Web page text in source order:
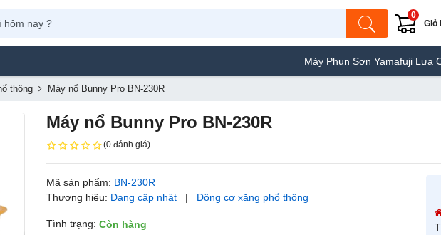
Giỏ
0
Máy Phun Sơn Yamafuji Lựa Chọn Tối
thông Máy nổ Bunny Pro BN-230R
Máy nổ Bunny Pro BN-230R
(0 đánh giá)
Mã sản phẩm: BN-230R
Thương hiệu:Đang cập nhật |Động cơ xăng phổ thông
Tình trạng:Còn hàng